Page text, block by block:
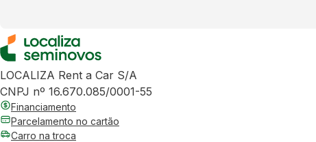
LOCALIZA Rent a Car S/A
CNPJ nº 16.670.085/0001-55
Financiamento
Parcelamento no cartão
Carro na troca